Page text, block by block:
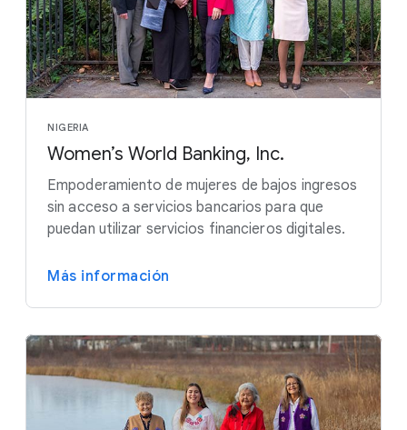
NIGERIA
Women’s World Banking, Inc.
Empoderamiento de mujeres de bajos ingresos
sin acceso a servicios bancarios para que
puedan utilizar servicios financieros digitales.
Más información